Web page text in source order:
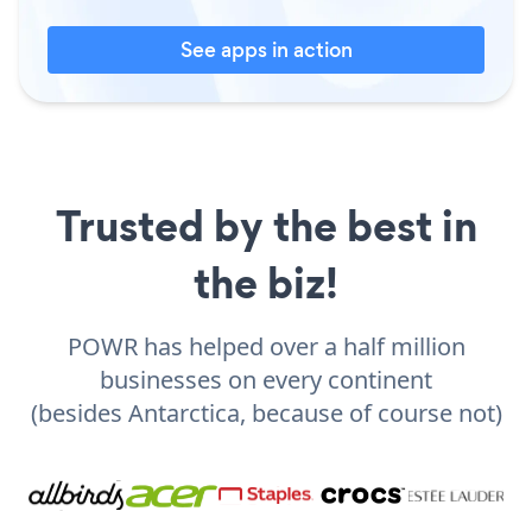
See apps in action
Trusted by the best in
the biz!
POWR has helped over a half million
businesses on every continent
(besides Antarctica, because of course not)